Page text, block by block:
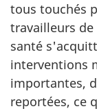
tous touchés
travailleurs
santé
interventions
importantes,
reportées, ce